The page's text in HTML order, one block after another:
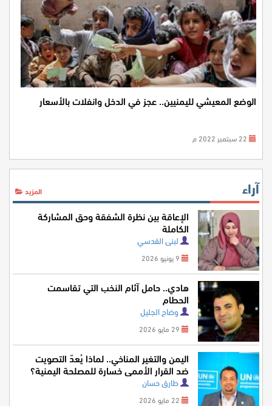
الوضع المعيشي لليمنيين.. عجز في الدخل وانفلات بالأسعار
آراء المزيد
الإعاقة بين نظرة الشفقة وحق المشاركة
الكاملة
لبنى القدسي
هادي.. حامل آثام النخب التي تقاسمت
الحطام
وضاح الجليل
اليمن والتغير المناخي.. لماذا يُعدّ التصويت
ضد القرار الأممي خسارة للمصلحة اليمنية؟
طارق حسان